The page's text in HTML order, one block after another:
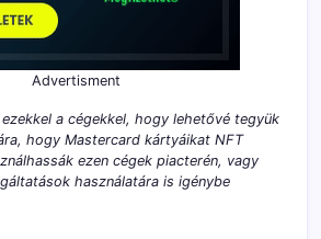
Advertisment
ezekkel a cégekkel, hogy lehetővé tegyük
hogy Mastercard kártyáikat NFT
ezen cégek piacterén, vagy
használatára is igénybe